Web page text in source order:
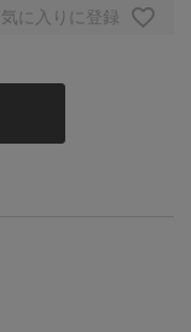
気に入りに登録